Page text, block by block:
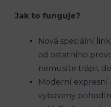
Jak⁢ to funguje?
Nová ⁢speciální
od ostatního
nemusíte ⁣trápit
Moderní expresní
‍vybaveny